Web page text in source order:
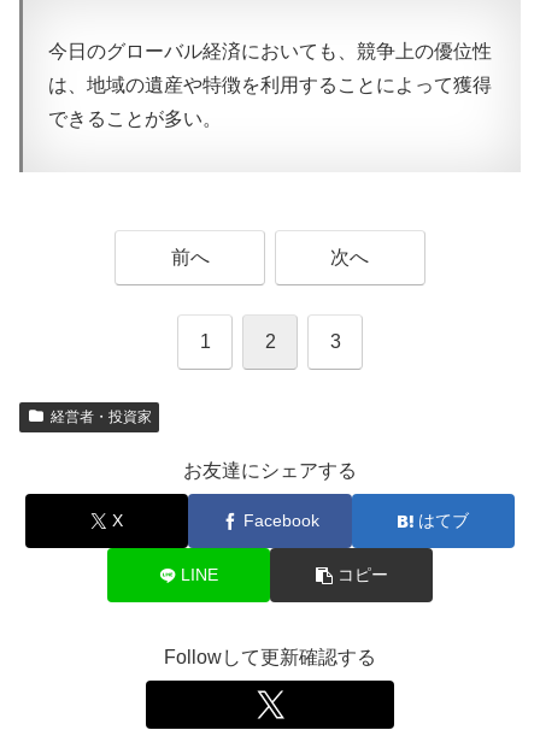
今日のグローバル経済においても、競争上の優位性
は、地域の遺産や特徴を利用することによって獲得
できることが多い。
前へ 次へ
1 2 3
経営者・投資家
お友達にシェアする
X Facebook はてブ
LINE コピー
Followして更新確認する